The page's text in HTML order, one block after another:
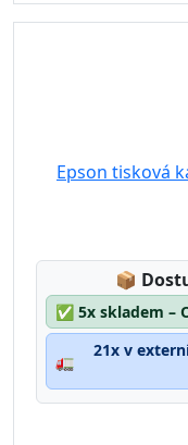
Epson tisková
📦
✅ 5x skladem –
🚛
21x v